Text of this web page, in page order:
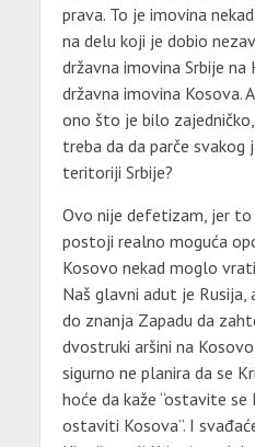
prava. To je imovina
na delu koji je dobio
državna imovina Srbije
državna imovina Kosova.
ono što je bilo
treba da da parče svakog
teritoriji Srbije?
Ovo nije defetizam, jer
postoji realno moguća
Kosovo nekad moglo
Naš glavni adut je
do znanja Zapadu da
dvostruki aršini na
sigurno ne planira da se
hoće da kaže “ostavite se
ostaviti Kosova”. I